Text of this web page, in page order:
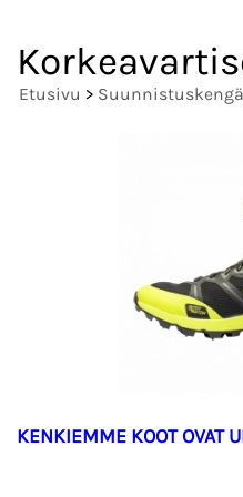
Etusivu >
KENKIEMME KOOT OVAT